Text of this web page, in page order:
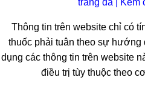
trắng da
Kem
Thông tin trên website chỉ có
thuốc phải tuân theo sự hướng
dụng các thông tin trên website
điều trị tùy thuộc theo